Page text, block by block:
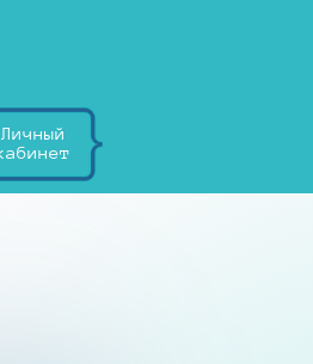
Личный